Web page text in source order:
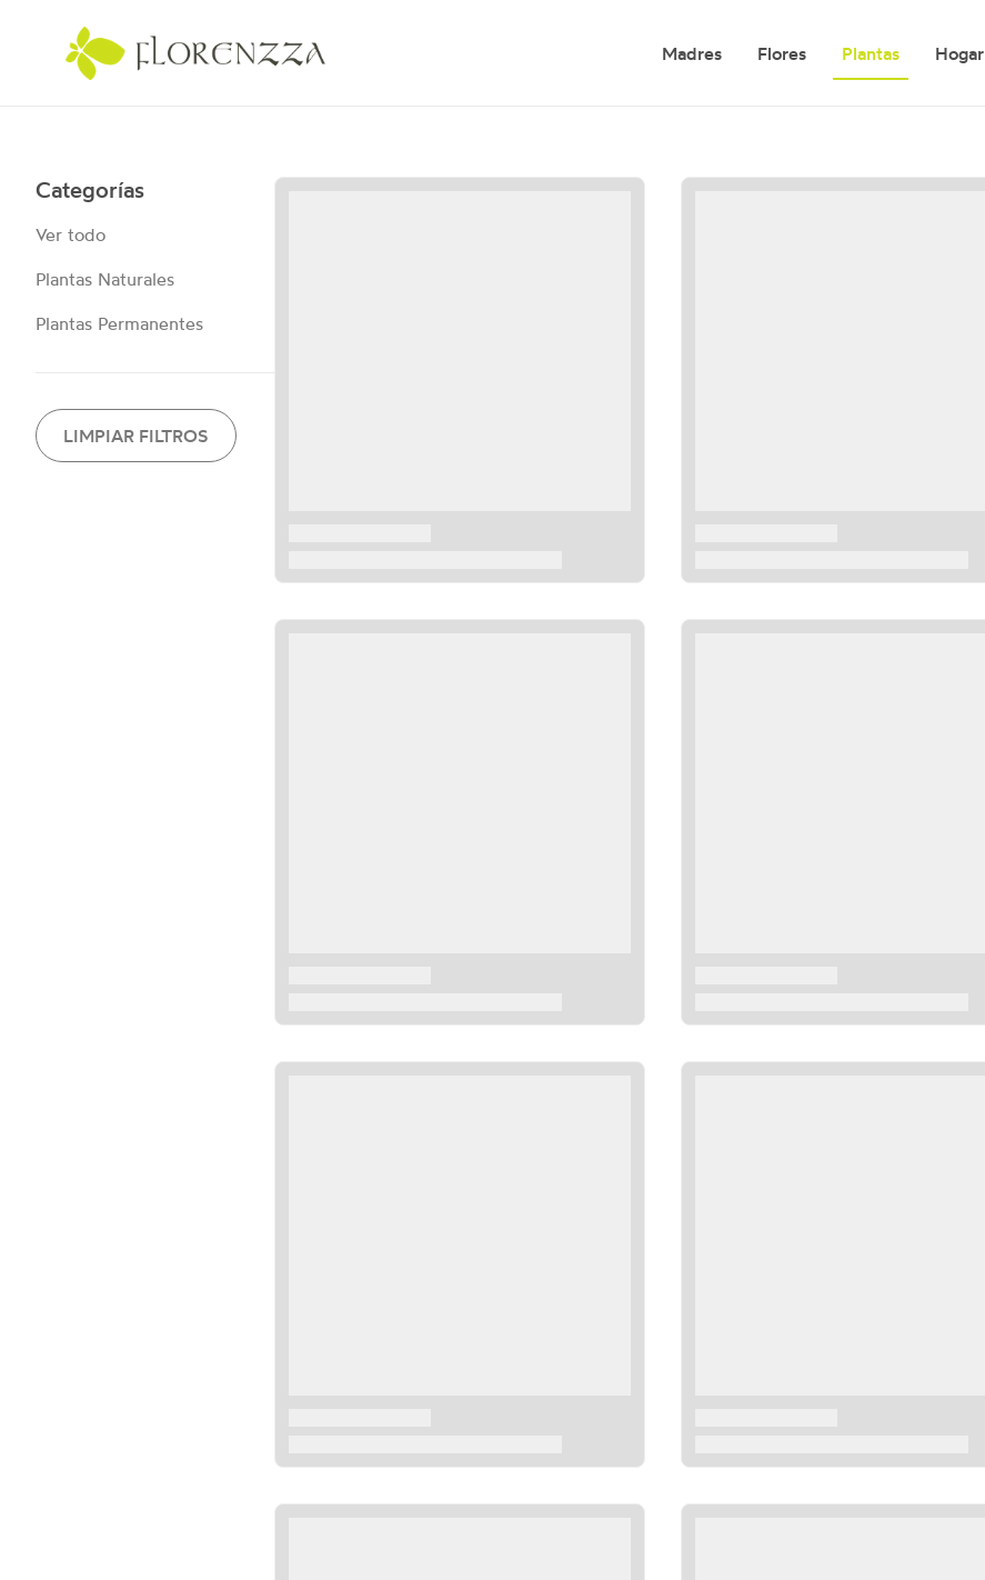
Madres Flores Plantas Hogar
Categorías
Ver todo
Plantas Naturales
Plantas Permanentes
LIMPIAR FILTROS